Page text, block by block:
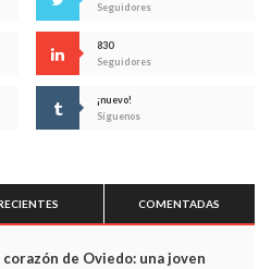
Seguidores
830
Seguidores
¡nuevo!
Síguenos
COMENTADAS
de Oviedo: una joven